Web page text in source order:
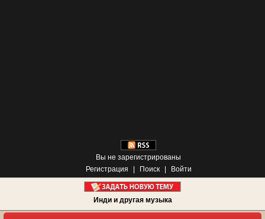
Вы не зарегистрированы
Регистрация
Поиск Войти
Инди и другая музыка